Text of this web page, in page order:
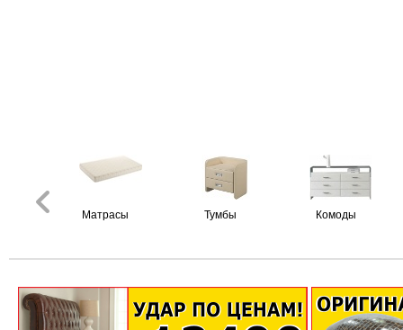
Матрасы Тумбы Комоды